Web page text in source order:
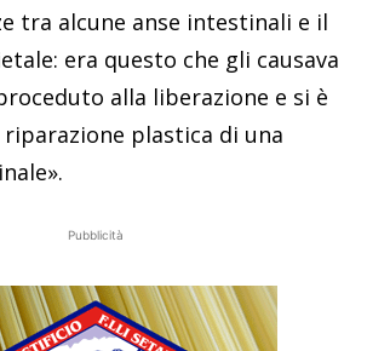
tra alcune anse intestinali e il
era questo che gli causava
alla liberazione e si è
plastica di una
Pubblicità